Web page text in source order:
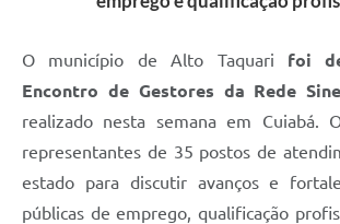
O município de Alto Taquari foi
Encontro de Gestores da Rede
realizado nesta semana em Cuiabá.
representantes de 35 postos de
estado para discutir avanços e
públicas de emprego, qualificação